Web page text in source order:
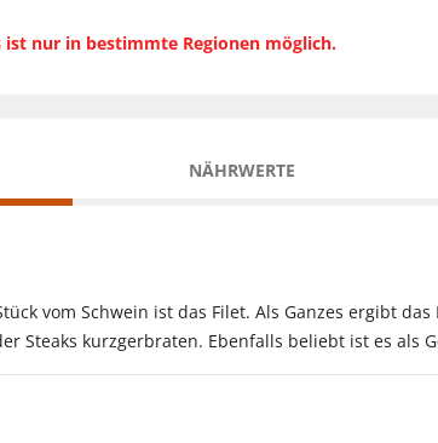
ist nur in bestimmte Regionen möglich.
NÄHRWERTE
vom Schwein ist das Filet. Als Ganzes ergibt
Steaks kurzgerbraten. Ebenfalls beliebt ist es als